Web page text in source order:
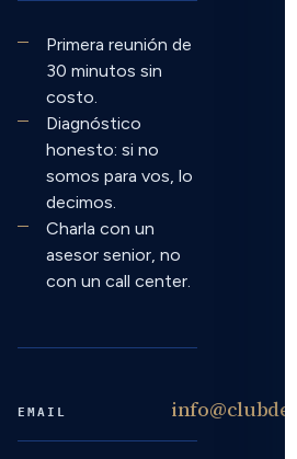
Primera reunión de
30 minutos sin
costo.
Diagnóstico
honesto: si no
somos para vos, lo
decimos.
Charla con un
asesor senior, no
con un call center.
EMAIL